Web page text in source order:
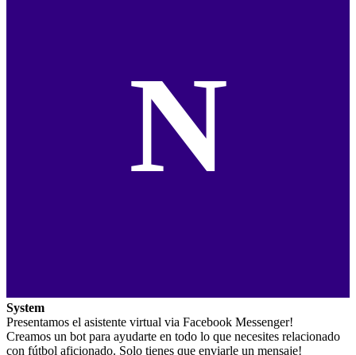
N
System
Presentamos el asistente virtual via Facebook Messenger!
Creamos un bot para ayudarte en todo lo que necesites relacionado
con fútbol aficionado. Solo tienes que enviarle un mensaje!